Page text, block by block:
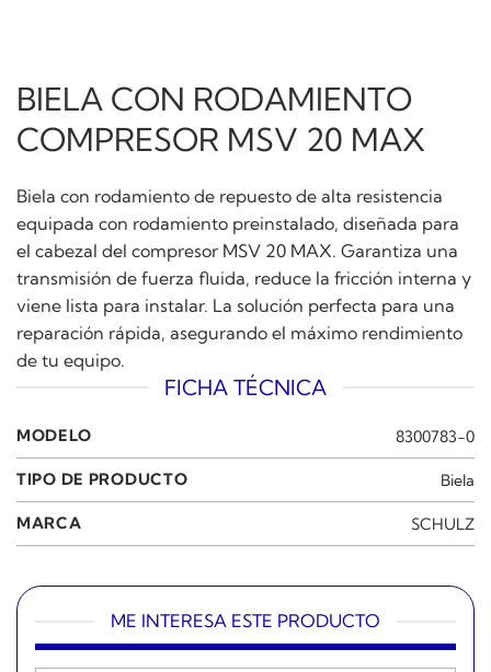
BIELA CON RODAMIENTO
COMPRESOR MSV 20 MAX
Biela con rodamiento de repuesto de alta resistencia
equipada con rodamiento preinstalado, diseñada para
el cabezal del compresor MSV 20 MAX. Garantiza una
transmisión de fuerza fluida, reduce la fricción interna y
viene lista para instalar. La solución perfecta para una
reparación rápida, asegurando el máximo rendimiento
de tu equipo.
FICHA TÉCNICA
MODELO 8300783-0
TIPO DE PRODUCTO Biela
MARCA SCHULZ
ME INTERESA ESTE PRODUCTO